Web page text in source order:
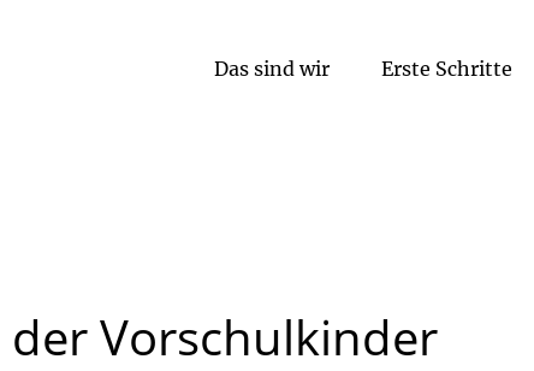
Das sind wir Erste Schritte
derVorschulkinder